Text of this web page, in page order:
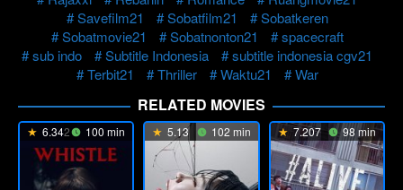
Savefilm21
Sobatfilm21
Sobatkeren
Sobatmovie21
Sobatnonton21
spacecraft
sub indo
Subtitle Indonesia
subtitle indonesia cgv21
Terbit21
Thriller Waktu21 War
RELATED MOVIES
6.342 100 min 5.13 102 min 7.207 98 min